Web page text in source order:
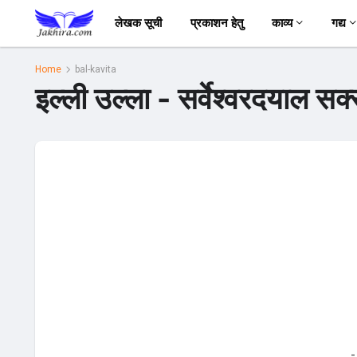
लेखक सूची प्रकाशन हेतु काव्य गद्य
Home bal-kavita
इल्ली उल्ला - सर्वेश्वरदयाल